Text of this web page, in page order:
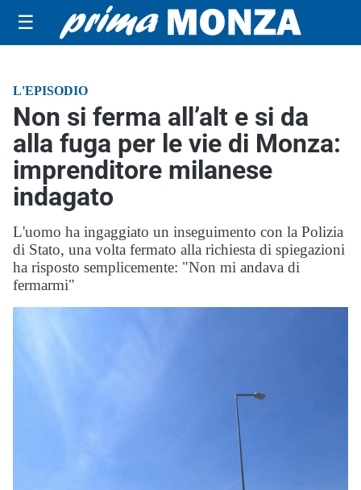
☰
L'EPISODIO
Non si ferma all’alt e si da
alla fuga per le vie di Monza:
imprenditore milanese
indagato
L'uomo ha ingaggiato un inseguimento con la Polizia
di Stato, una volta fermato alla richiesta di spiegazioni
ha risposto semplicemente: "Non mi andava di
fermarmi"